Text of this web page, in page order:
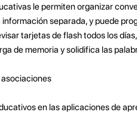
le permiten organizar
separada, y puede
tarjetas de flash todos los
de memoria y solidifica las
en las aplicaciones de